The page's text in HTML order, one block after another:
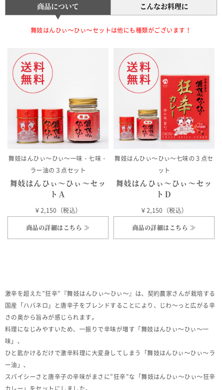
商品について こんなお料理に
舞妓はんひぃ～ひぃ～セットは他にも種類がございます！
舞妓はんひぃ～ひぃ～一味・七味・
ラー油の３点セット
舞妓はんひぃ～ひぃ～セッ
トＡ
￥2,150（税込）
商品の詳細はこちら ≫
舞妓はんひぃ～ひぃ～七味の３点セ
ット
舞妓はんひぃ～ひぃ～セッ
トＤ
￥2,150（税込）
商品の詳細はこちら ≫
激辛を超えた”狂辛”『舞妓はんひぃ～ひぃ～』は、契約農家さんが栽培する
国産「ハバネロ」と唐辛子をブレンドすることにより、じわ～っと広がる辛
さの奥から旨みが感じられます。
料理になじみやすいため、一振りで辛味が増す「舞妓はんひぃ～ひぃ～一
味」、
ひと匙かけるだけで激辛料理に大変身してしまう「舞妓はんひぃ～ひぃ～ラ
ー油」、
スパイシーさと唐辛子の辛味がまさに”狂辛”な「舞妓はんひぃ～ひぃ～狂辛
カレー」をセットにしました。